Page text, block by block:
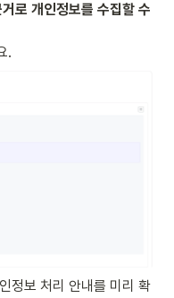
로 개인정보를 수집할 수
.
정보 처리 안내를 미리 확